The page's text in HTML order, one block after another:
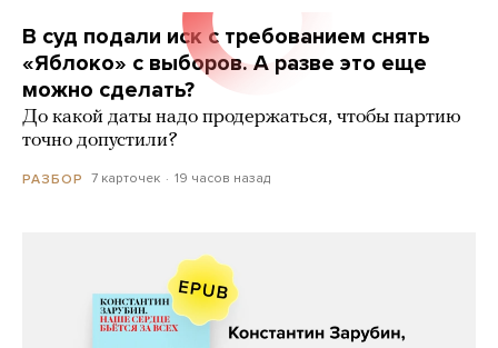
В суд подали иск с требованием снять
«Яблоко» с выборов. А разве это еще
можно сделать?
До какой даты надо продержаться, чтобы партию
точно допустили?
РАЗБОР 7 карточек 19 часов назад